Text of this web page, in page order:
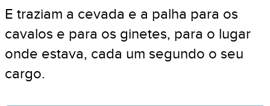
E traziam a cevada e a palha para os
cavalos e para os ginetes, para o lugar
onde estava, cada um segundo o seu
cargo.